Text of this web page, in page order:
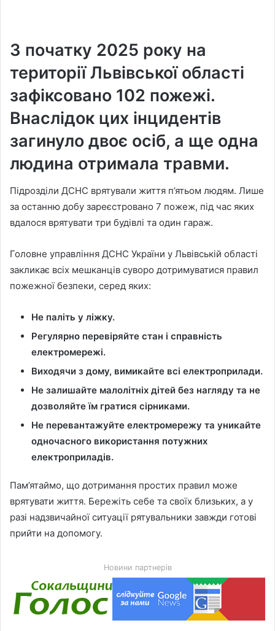
З початку 2025 року на
території Львівської області
зафіксовано 102 пожежі.
Внаслідок цих інцидентів
загинуло двоє осіб, а ще одна
людина отримала травми.
Підрозділи ДСНС врятували життя п’ятьом людям. Лише
за останню добу зареєстровано 7 пожеж, під час яких
вдалося врятувати три будівлі та один гараж.
Головне управління ДСНС України у Львівській області
закликає всіх мешканців суворо дотримуватися правил
пожежної безпеки, серед яких:
Не паліть у ліжку.
Регулярно перевіряйте стан і справність
електромережі.
Виходячи з дому, вимикайте всі електроприлади.
Не залишайте малолітніх дітей без нагляду та не
дозволяйте їм гратися сірниками.
Не перевантажуйте електромережу та уникайте
одночасного використання потужних
електроприладів.
Пам’ятаймо, що дотримання простих правил може
врятувати життя. Бережіть себе та своїх близьких, а у
разі надзвичайної ситуації рятувальники завжди готові
прийти на допомогу.
Новини партнерів